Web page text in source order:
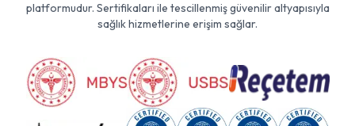
platformudur. Sertifikaları ile tescillenmiş güvenilir altyapısıyla
sağlık hizmetlerine erişim sağlar.